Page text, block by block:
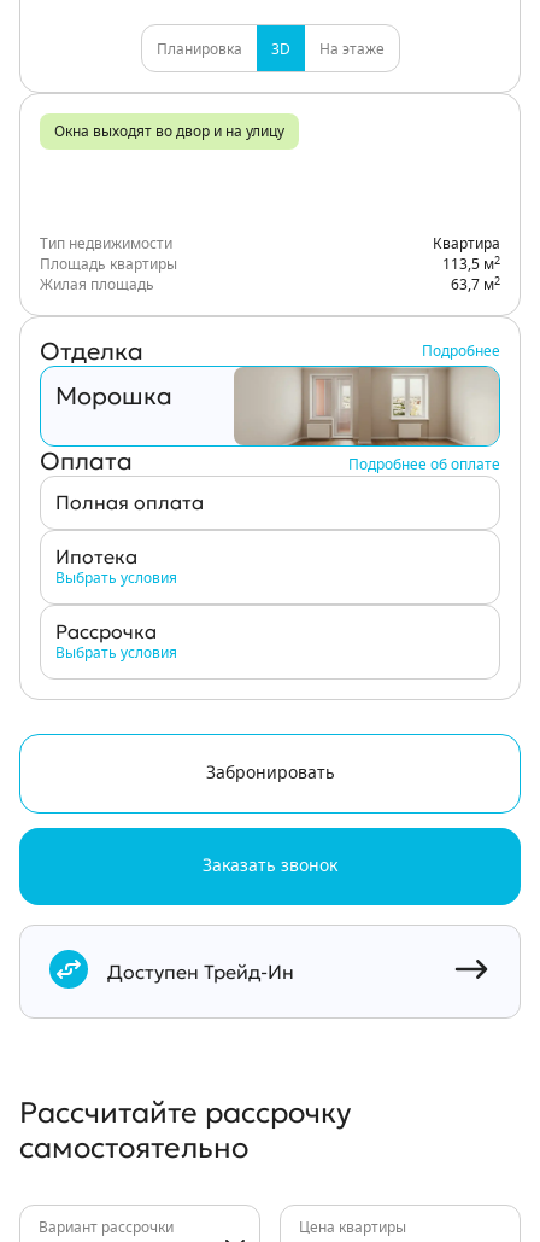
Планировка 3D На этаже
Окна выходят во двор и на улицу
Тип недвижимости
Квартира
Площадь квартиры
113,5 м2
Жилая площадь 63,7 м2
Отделка Подробнее
Морошка
Оплата Подробнее об оплате
Полная оплата
Ипотека
Выбрать условия
Рассрочка
Выбрать условия
Забронировать
Заказать звонок
Документы
Доступен Трейд-Ин
Рассчитайте рассрочку
самостоятельно
Вариант рассрочки
Цена квартиры